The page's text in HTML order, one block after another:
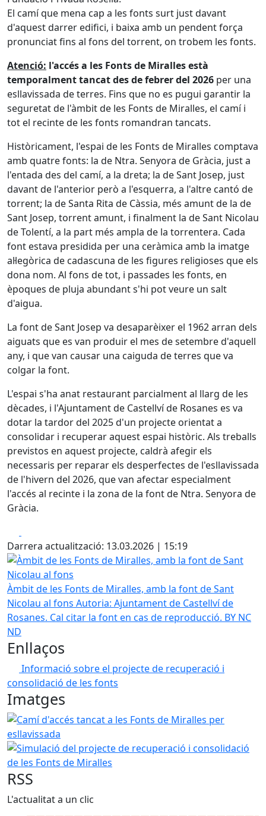
El camí que mena cap a les fonts surt just davant
d'aquest darrer edifici, i baixa amb un pendent força
pronunciat fins al fons del torrent, on trobem les fonts.
Atenció: l'accés a les Fonts de Miralles està
temporalment tancat des de febrer del 2026 per una
esllavissada de terres. Fins que no es pugui garantir la
seguretat de l'àmbit de les Fonts de Miralles, el camí i
tot el recinte de les fonts romandran tancats.
Històricament, l'espai de les Fonts de Miralles comptava
amb quatre fonts: la de Ntra. Senyora de Gràcia, just a
l'entada des del camí, a la dreta; la de Sant Josep, just
davant de l'anterior però a l'esquerra, a l'altre cantó de
torrent; la de Santa Rita de Càssia, més amunt de la de
Sant Josep, torrent amunt, i finalment la de Sant Nicolau
de Tolentí, a la part més ampla de la torrentera. Cada
font estava presidida per una ceràmica amb la imatge
al·legòrica de cadascuna de les figures religioses que els
dona nom. Al fons de tot, i passades les fonts, en
èpoques de pluja abundant s'hi pot veure un salt
d'aigua.
La font de Sant Josep va desaparèixer el 1962 arran dels
aiguats que es van produir el mes de setembre d'aquell
any, i que van causar una caiguda de terres que va
colgar la font.
L'espai s'ha anat restaurant parcialment al llarg de les
dècades, i l'Ajuntament de Castellví de Rosanes es va
dotar la tardor del 2025 d'un projecte orientat a
consolidar i recuperar aquest espai històric. Als treballs
previstos en aquest projecte, caldrà afegir els
necessaris per reparar els desperfectes de l'esllavissada
de l'hivern del 2026, que van afectar especialment
l'accés al recinte i la zona de la font de Ntra. Senyora de
Gràcia.
Darrera actualització: 13.03.2026 | 15:19
Àmbit de les Fonts de Miralles, amb la font de Sant
Àmbit de les Fonts de Miralles, amb la font de Sant
Nicolau al fons Autoria: Ajuntament de Castellví de
Rosanes. Cal citar la font en cas de reproducció. BY NC
ND
Enllaços
Informació sobre el projecte de recuperació i
consolidació de les fonts
Imatges
Camí d'accés tancat a les Fonts de Miralles per
Simulació del projecte de recuperació i consolidació de
RSS
L'actualitat a un clic